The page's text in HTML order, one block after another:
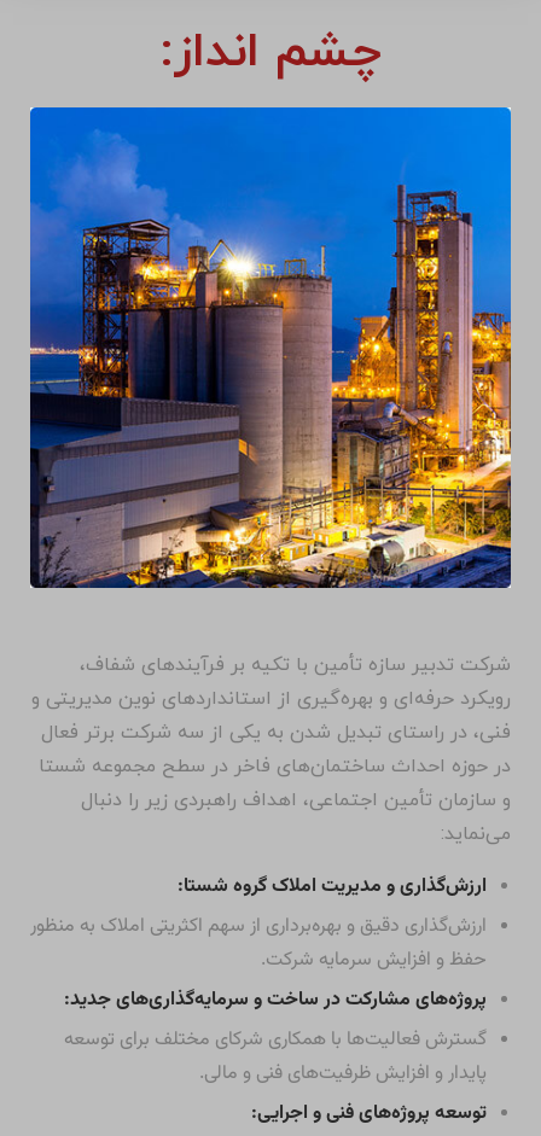
چشم انداز:
شرکت تدبیر سازه تأمین با تکیه بر فرآیندهای شفاف،
رویکرد حرفه‌ای و بهره‌گیری از استانداردهای نوین مدیریتی و
فنی، در راستای تبدیل شدن به یکی از سه شرکت برتر فعال
در حوزه احداث ساختمان‌های فاخر در سطح مجموعه شستا
و سازمان تأمین اجتماعی، اهداف راهبردی زیر را دنبال
می‌نماید:
ارزش‌گذاری و مدیریت املاک گروه شستا:
ارزش‌گذاری دقیق و بهره‌برداری از سهم اکثریتی املاک به منظور
حفظ و افزایش سرمایه شرکت.
پروژه‌های مشارکت در ساخت و سرمایه‌گذاری‌های جدید:
گسترش فعالیت‌ها با همکاری شرکای مختلف برای توسعه
پایدار و افزایش ظرفیت‌های فنی و مالی.
توسعه پروژه‌های فنی و اجرایی: